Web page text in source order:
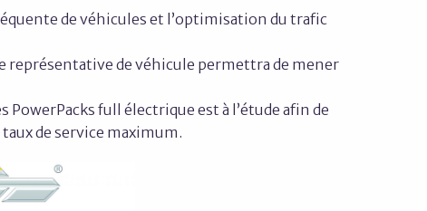
de véhicules et l’optimisation du trafic
de véhicule permettra de mener
full électrique est à l’étude afin de
de service maximum.